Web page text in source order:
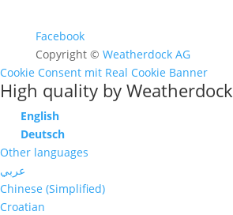
Facebook
Copyright © Weatherdock AG
Cookie Consent mit Real Cookie Banner
High quality by Weatherdock
English
Deutsch
Other languages
عربي
Chinese (Simplified)
Croatian